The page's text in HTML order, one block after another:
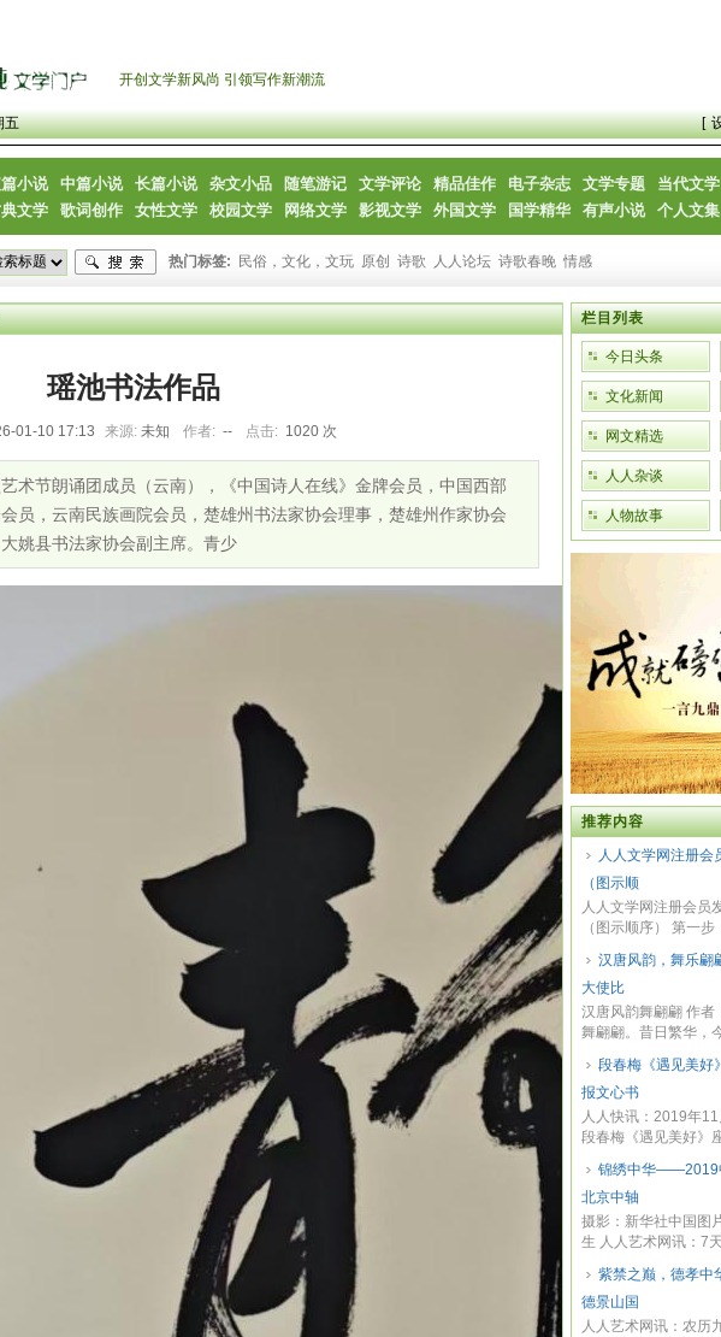
开创文学新风尚 引领写作新潮流
五 [
小说 中篇小说 长篇小说 杂文小品 随笔游记 文学评论 精品佳作 电子杂志 文学专题 当代文学
文学 歌词创作 女性文学 校园文学 网络文学 影视文学 外国文学 国学精华 有声小说 个人文集
热门标签: 民俗，文化，文玩 原创 诗歌 人人论坛 诗歌春晚 情感
瑶池书法作品
01-10 17:13 来源: 未知 作者: -- 点击: 1020 次
术节朗诵团成员（云南），《中国诗人在线》金牌会员，中国西部
员，云南民族画院会员，楚雄州书法家协会理事，楚雄州作家协会
姚县书法家协会副主席。青少
栏目列表
今日头条
文化新闻
网文精选
人人杂谈
人物故事
推荐内容
人人文学网注册会
（图示顺
人人文学网注册会员
（图示顺序） 第一
汉唐风韵，舞乐翩
大使比
汉唐风韵舞翩翩 作者
舞翩翩。昔日繁华，
段春梅《遇见美好
报文心书
人人快讯：2019年11
段春梅《遇见美好》
锦绣中华——2019
北京中轴
摄影：新华社中国图
生 人人艺术网讯：7
紫禁之巅，德孝中
德景山国
人人艺术网讯：农历